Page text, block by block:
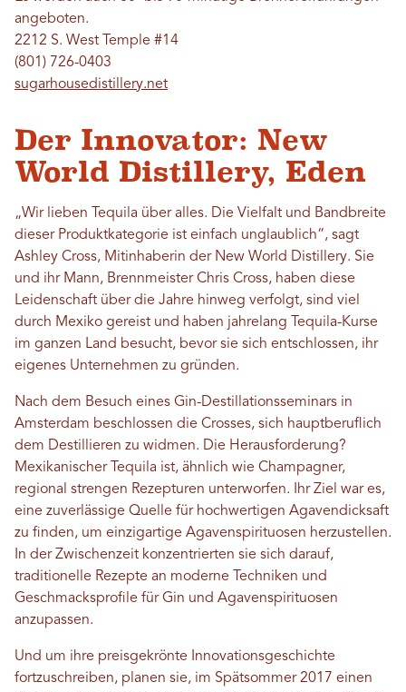
angeboten.
2212 S. West Temple #14
(801) 726-0403
sugarhousedistillery.net
Der Innovator: New
World Distillery, Eden
„Wir lieben Tequila über alles. Die Vielfalt und Bandbreite
dieser Produktkategorie ist einfach unglaublich“, sagt
Ashley Cross, Mitinhaberin der New World Distillery. Sie
und ihr Mann, Brennmeister Chris Cross, haben diese
Leidenschaft über die Jahre hinweg verfolgt, sind viel
durch Mexiko gereist und haben jahrelang Tequila-Kurse
im ganzen Land besucht, bevor sie sich entschlossen, ihr
eigenes Unternehmen zu gründen.
Nach dem Besuch eines Gin-Destillationsseminars in
Amsterdam beschlossen die Crosses, sich hauptberuflich
dem Destillieren zu widmen. Die Herausforderung?
Mexikanischer Tequila ist, ähnlich wie Champagner,
regional strengen Rezepturen unterworfen. Ihr Ziel war es,
eine zuverlässige Quelle für hochwertigen Agavendicksaft
zu finden, um einzigartige Agavenspirituosen herzustellen.
In der Zwischenzeit konzentrierten sie sich darauf,
traditionelle Rezepte an moderne Techniken und
Geschmacksprofile für Gin und Agavenspirituosen
anzupassen.
Und um ihre preisgekrönte Innovationsgeschichte
fortzuschreiben, planen sie, im Spätsommer 2017 einen